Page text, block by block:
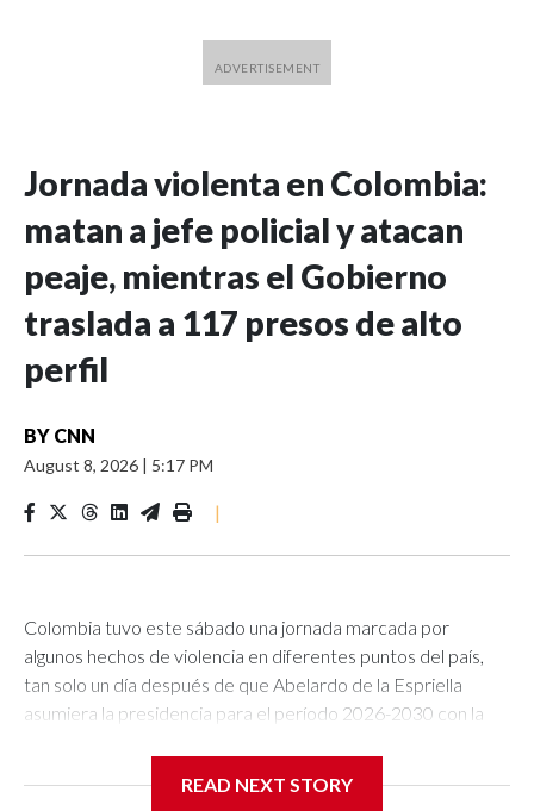
Jornada violenta en Colombia:
matan a jefe policial y atacan
peaje, mientras el Gobierno
traslada a 117 presos de alto
perfil
BY CNN
August 8, 2026 | 5:17 PM
|
Colombia tuvo este sábado una jornada marcada por
algunos hechos de violencia en diferentes puntos del país,
tan solo un día después de que Abelardo de la Espriella
asumiera la presidencia para el período 2026-2030 con la
ataque con explosivos lanzados con drones hacia una
READ NEXT STORY